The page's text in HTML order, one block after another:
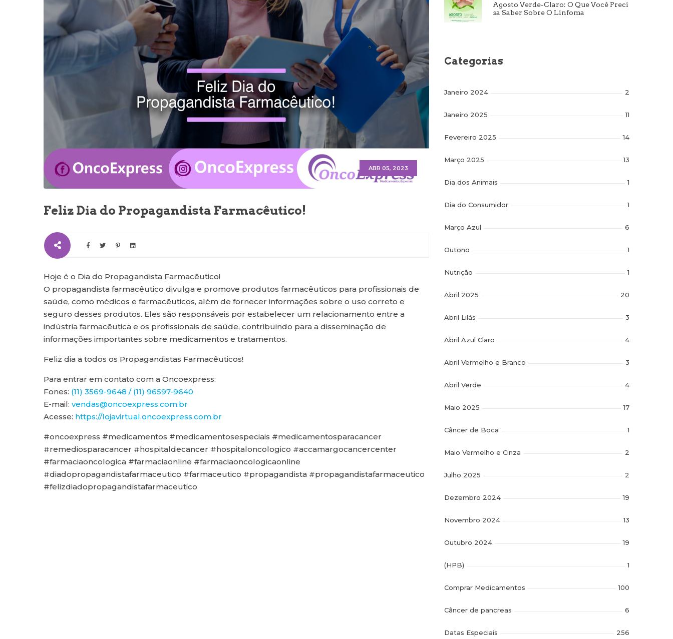
ABR 05, 2023
Feliz Dia do Propagandista Farmacêutico!
Hoje é o Dia do Propagandista Farmacêutico!
O propagandista farmacêutico divulga e promove produtos farmacêuticos para profissionais de
saúde, como médicos e farmacêuticos, além de fornecer informações sobre o uso correto e
seguro desses produtos. Eles são responsáveis por estabelecer um relacionamento entre a
indústria farmacêutica e os profissionais de saúde, contribuindo para a disseminação de
informações importantes sobre medicamentos e tratamentos.
Feliz dia a todos os Propagandistas Farmacêuticos!
Para entrar em contato com a Oncoexpress:
Fones: (11) 3569-9648 / (11) 96597-9640
E-mail: vendas@oncoexpress.com.br
Acesse: https://lojavirtual.oncoexpress.com.br
#oncoexpress #medicamentos #medicamentosespeciais #medicamentosparacancer
#remediosparacancer #hospitaldecancer #hospitaloncologico #accamargocancercenter
#farmaciaoncologica #farmaciaonline #farmaciaoncologicaonline
#diadopropagandistafarmaceutico #farmaceutico #propagandista #propagandistafarmaceutico
#felizdiadopropagandistafarmaceutico
Agosto Verde-Claro: O Que Você Preci
Sa Saber Sobre O Linfoma
Categorias
Janeiro 2024 2
Janeiro 2025 11
Fevereiro 2025 14
Março 2025 13
Dia dos Animais 1
Dia do Consumidor 1
Março Azul 6
Outono 1
Nutrição 1
Abril 2025 20
Abril Lilás 3
Abril Azul Claro 4
Abril Vermelho e Branco 3
Abril Verde 4
Maio 2025 17
Câncer de Boca 1
Maio Vermelho e Cinza 2
Julho 2025 2
Dezembro 2024 19
Novembro 2024 13
Outubro 2024 19
(HPB) 1
Comprar Medicamentos 100
Câncer de pancreas 6
Datas Especiais 256